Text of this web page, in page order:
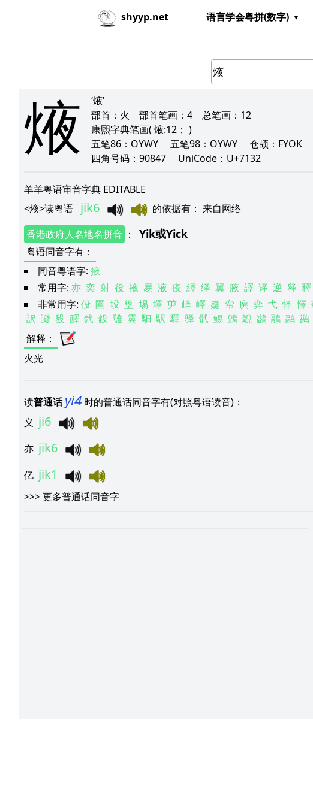
shyyp.net 语言学会粤拼(数字)
焲
‘焲’
部首： 火 部首笔画： 4 总笔画： 12
康熙字典笔画( 焲:12； )
五笔86： OYWY 五笔98： OYWY 仓颉： FYOK
四角号码： 90847 UniCode： U+7132
羊羊粤语审音字典 EDITABLE
<焲>读粤语 jik6 的依据有 ： 来自网络
香港政府人名地名拼音 ： Yik或Yick
粤语同音字有 ：
同音粤语字: 掖
常用字: 亦 奕 射 役 掖 易 液 疫 繹 绎 翼 腋 譯 译 逆 释 釋
非常用字: 伇 圛 坄 垼 埸 墿 屰 峄 嶧 嶷 帟 廙 弈 弋 怿 懌
訳 譺 豛 醳 釴 鈠 隿 霬 馹 駅 驛 驿 骮 鯣 鶂 鶃 鷁 鷊 鹝 鹢
解释 ：
火光
读普通话 yi4 时的普通话同音字有(对照粤语读音)：
义 ji6
亦 jik6
亿 jik1
>>>更多普通话同音字